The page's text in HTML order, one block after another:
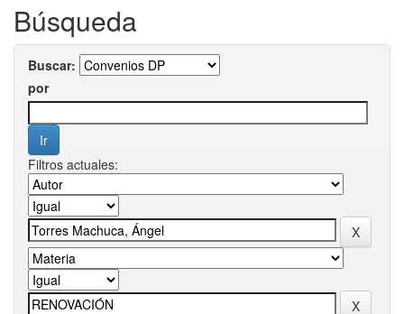
Búsqueda
Buscar:
por
Filtros actuales: